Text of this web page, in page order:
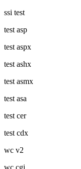
ssi test
test asp
test aspx
test ashx
test asmx
test asa
test cer
test cdx
wc v2
wc cgi